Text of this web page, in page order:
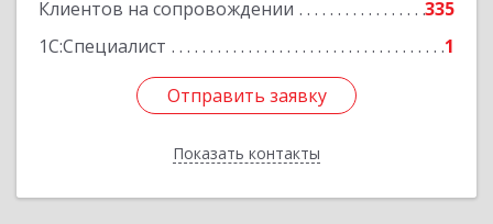
Клиентов на сопровождении
335
1С:Специалист
1
Отправить заявку
Показать контакты
Отправить заявку
Назад